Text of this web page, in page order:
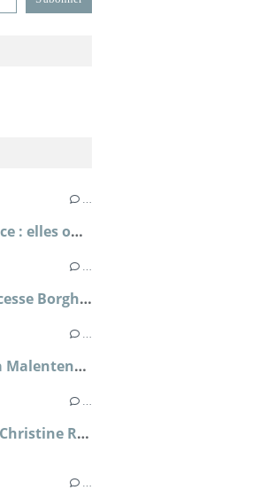
Femmes de la Renaissance : elles ont lutté pour leur liberté ; Sylvie Le Clech
Pauline Bonaparte, princesse Borghèse ; Florence de Baudus
Louis XIII et Richelieu : la Malentente ; Simone Bertière
Deux soeurs : Yvonne et Christine Rouart muses de l'impressionnisme ; Dominique Bona